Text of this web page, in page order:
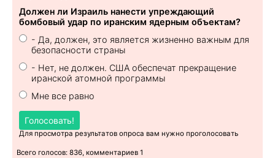
Должен ли Израиль нанести упреждающий
бомбовый удар по иранским ядерным объектам?
- Да, должен, это является жизненно важным для
безопасности страны
- Нет, не должен. США обеспечат прекращение
иранской атомной программы
Мне все равно
Голосовать!
Для просмотра результатов опроса вам нужно проголосовать
Всего голосов: 836, комментариев 1